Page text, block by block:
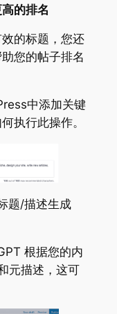
的排名
的标题，您还
您的帖子排名
中添加关键
执行此操作。
题/描述生成
根据您的内
元描述，这可